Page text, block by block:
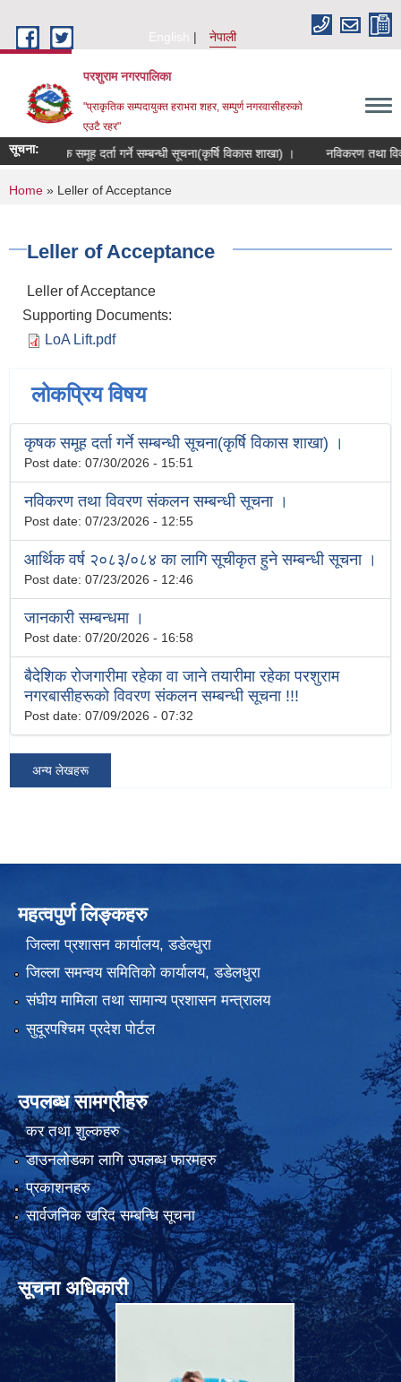
English
नेपाली
परशुराम नगरपालिका
"प्राकृतिक सम्पदायुक्त हराभरा शहर, सम्पुर्ण नगरवासीहरुकाे
एउटै रहर"
सूचना:कृषक समूह दर्ता गर्ने सम्बन्धी सूचना(कृर्षि विकास शाखा) । नविकरण तथा
You are here
Home » Leller of Acceptance
Leller of Acceptance
Leller of Acceptance
Supporting Documents:
LoA Lift.pdf
लोकप्रिय विषय
कृषक समूह दर्ता गर्ने सम्बन्धी सूचना(कृर्षि विकास शाखा) ।
Post date: 07/30/2026 - 15:51
नविकरण तथा विवरण संकलन सम्बन्धी सूचना ।
Post date: 07/23/2026 - 12:55
आर्थिक वर्ष २०८३/०८४ का लागि सूचीकृत हुने सम्बन्धी सूचना ।
Post date: 07/23/2026 - 12:46
जानकारी सम्बन्धमा ।
Post date: 07/20/2026 - 16:58
बैदेशिक रोजगारीमा रहेका वा जाने तयारीमा रहेका परशुराम
नगरबासीहरूको विवरण संकलन सम्बन्धी सूचना !!!
Post date: 07/09/2026 - 07:32
अन्य लेखहरू
महत्वपुर्ण लिङ्कहरु
जिल्ला प्रशासन कार्यालय, डडेल्धुरा
जिल्ला समन्वय समितिको कार्यालय, डडेलधुरा
संघीय मामिला तथा सामान्य प्रशासन मन्त्रालय
सुदूरपश्चिम प्रदेश पोर्टल
उपलब्ध सामग्रीहरु
कर तथा शुल्कहरु
डाउनलोडका लागि उपलब्ध फारमहरु
प्रकाशनहरु
सार्वजनिक खरिद सम्बन्धि सूचना
सूचना अधिकारी